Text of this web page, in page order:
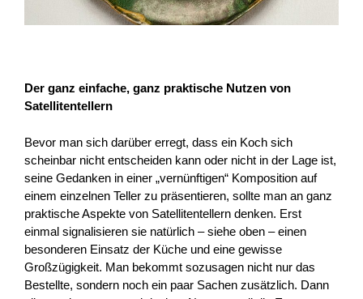
Der ganz einfache, ganz praktische Nutzen von
Satellitentellern
Bevor man sich darüber erregt, dass ein Koch sich
scheinbar nicht entscheiden kann oder nicht in der Lage ist,
seine Gedanken in einer „vernünftigen“ Komposition auf
einem einzelnen Teller zu präsentieren, sollte man an ganz
praktische Aspekte von Satellitentellern denken. Erst
einmal signalisieren sie natürlich – siehe oben – einen
besonderen Einsatz der Küche und eine gewisse
Großzügigkeit. Man bekommt sozusagen nicht nur das
Bestellte, sondern noch ein paar Sachen zusätzlich. Dann